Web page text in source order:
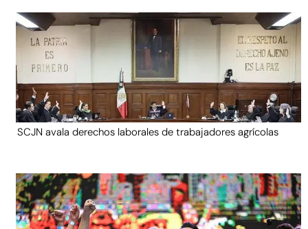
SCJN avala derechos laborales de trabajadores agrícolas